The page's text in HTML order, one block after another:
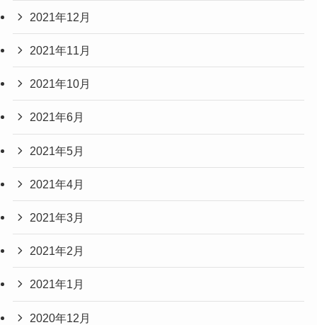
2021年12月
2021年11月
2021年10月
2021年6月
2021年5月
2021年4月
2021年3月
2021年2月
2021年1月
2020年12月